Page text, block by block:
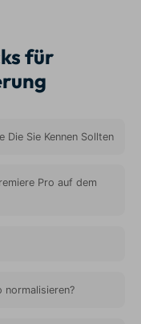
für
Sie Kennen Sollten
Pro auf dem
normalisieren?